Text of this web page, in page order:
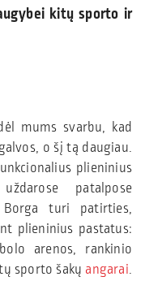
kitų sporto ir
mums svarbu, kad
o šį tą daugiau.
plieninius
patalpose
Borga turi patirties,
plieninius pastatus:
arenos, rankinio
sporto šakų angarai.